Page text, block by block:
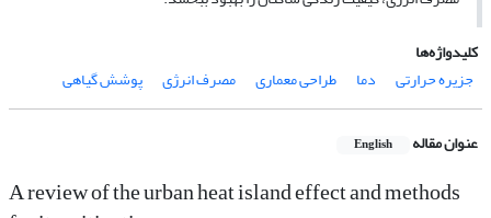
کلیدواژه‌ها
جزیره حرارتی
دما طراحی معماری مصرف انرژی پوشش گیاهی
عنوان مقاله English
A review of the urban heat island effect and methods